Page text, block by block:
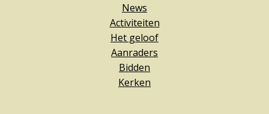
News
Activiteiten
Het geloof
Aanraders
Bidden
Kerken